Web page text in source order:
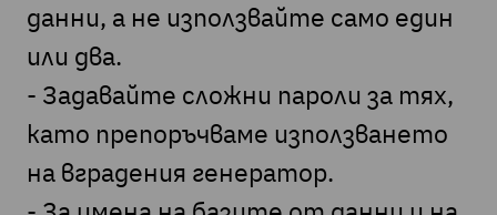
данни, а не използвайте само един
или два.
- Задавайте сложни пароли за тях,
като препоръчваме използването
на вградения генератор.